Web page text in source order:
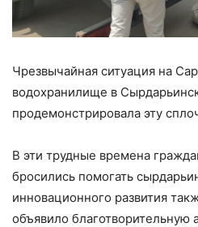
Чрезвычайная ситуация на
водохранилище в
продемонстрировала эту
В эти трудные времена
бросились помогать
инновационного развития
объявило благотворительную